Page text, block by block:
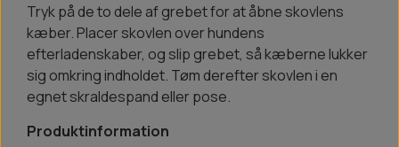
Tryk på de to dele af grebet for at åbne skovlens
kæber. Placer skovlen over hundens
efterladenskaber, og slip grebet, så kæberne lukker
sig omkring indholdet. Tøm derefter skovlen i en
egnet skraldespand eller pose.
Produktinformation